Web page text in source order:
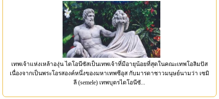
เทพเจ้าแห่งเหล้าองุ่น ไดโอนีซัสเป็นเทพเจ้าที่มีอายุน้อยที่สุดในคณะเทพโอลิมปัส
เนื่องจากเป็นพระโอรสองค์หนึ่งของมหาเทพซีอุส กับมารดาชาวมนุษย์นามว่า เซมิ
ลี (semele) เทพบุตรไดโอนีซั...